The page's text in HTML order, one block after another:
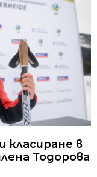
в
Тодорова